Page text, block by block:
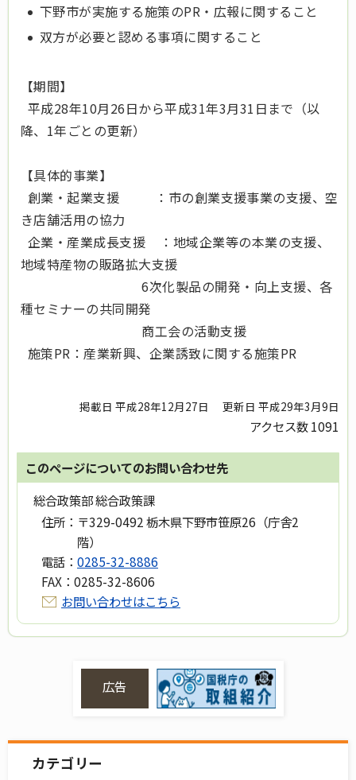
下野市が実施する施策のPR・広報に関すること
双方が必要と認める事項に関すること
【期間】
平成28年10月26日から平成31年3月31日まで（以
降、1年ごとの更新）
【具体的事業】
創業・起業支援 ：市の創業支援事業の支援、空
き店舗活用の協力
企業・産業成長支援 ：地域企業等の本業の支援、
地域特産物の販路拡大支援
6次化製品の開発・向上支援、各
種セミナーの共同開発
商工会の活動支援
施策PR：産業新興、企業誘致に関する施策PR
掲載日 平成28年12月27日 更新日 平成29年3月9日
アクセス数1091
このページについてのお問い合わせ先
総合政策部 総合政策課
住所： 〒329-0492 栃木県下野市笹原26（庁舎2
階）
電話： 0285-32-8886
FAX： 0285-32-8606
お問い合わせはこちら
広告
カテゴリー